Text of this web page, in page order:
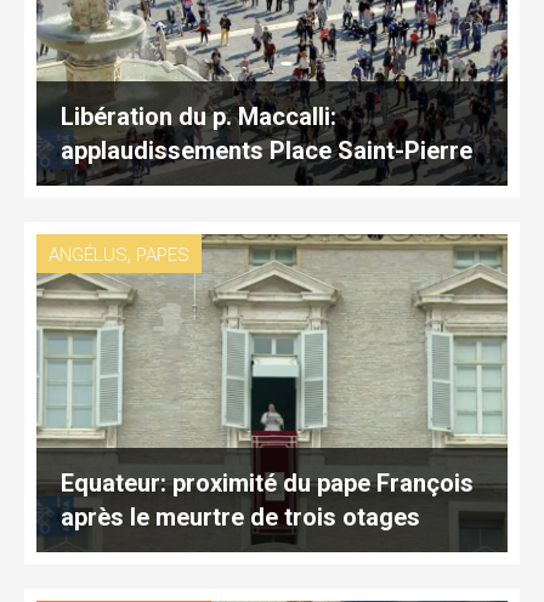
Libération du p. Maccalli:
applaudissements Place Saint-Pierre
ANGÉLUS, PAPES
Equateur: proximité du pape François
après le meurtre de trois otages